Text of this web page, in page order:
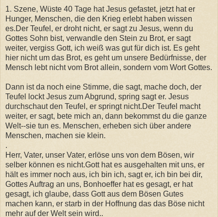
1. Szene, Wüste 40 Tage hat Jesus gefastet, jetzt hat er
Hunger, Menschen, die den Krieg erlebt haben wissen
es.Der Teufel, er droht nicht, er sagt zu Jesus, wenn du
Gottes Sohn bist, verwandle den Stein zu Brot, er sagt
weiter, vergiss Gott, ich weiß was gut für dich ist. Es geht
hier nicht um das Brot, es geht um unsere Bedürfnisse, der
Mensch lebt nicht vom Brot allein, sondern vom Wort Gottes.
Dann ist da noch eine Stimme, die sagt, mache doch, der
Teufel lockt Jesus zum Abgrund, spring sagt er. Jesus
durchschaut den Teufel, er springt nicht.Der Teufel macht
weiter, er sagt, bete mich an, dann bekommst du die ganze
Welt--sie tun es. Menschen, erheben sich über andere
Menschen, machen sie klein.
.
Herr, Vater, unser Vater, erlöse uns von dem Bösen, wir
selber können es nicht.Gott hat es ausgehalten mit uns, er
hält es immer noch aus, ich bin ich, sagt er, ich bin bei dir,
Gottes Auftrag an uns, Bonhoeffer hat es gesagt, er hat
gesagt, ich glaube, dass Gott aus dem Bösen Gutes
machen kann, er starb in der Hoffnung das das Böse nicht
mehr auf der Welt sein wird..